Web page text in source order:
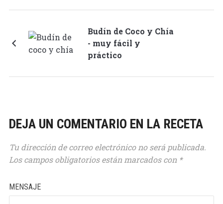
Budín de Coco y Chía
- muy fácil y
práctico
DEJA UN COMENTARIO EN LA RECETA
Tu dirección de correo electrónico no será publicada.
Los campos obligatorios están marcados con *
MENSAJE